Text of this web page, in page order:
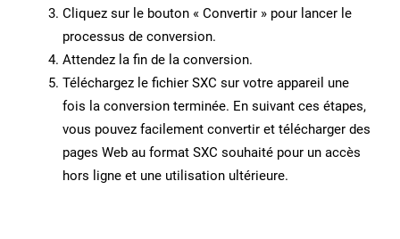
Cliquez sur le bouton « Convertir » pour lancer le
processus de conversion.
Attendez la fin de la conversion.
Téléchargez le fichier SXC sur votre appareil une
fois la conversion terminée. En suivant ces étapes,
vous pouvez facilement convertir et télécharger des
pages Web au format SXC souhaité pour un accès
hors ligne et une utilisation ultérieure.